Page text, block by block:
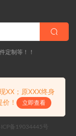
定制等！！
ICP备19034445号
XX；原XXX终身
价！
立即查看